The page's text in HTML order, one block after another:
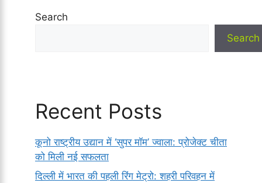
Search
Search
Recent Posts
कूनो राष्ट्रीय उद्यान में ‘सुपर मॉम’ ज्वाला: प्रोजेक्ट चीता
को मिली नई सफलता
दिल्ली में भारत की पहली रिंग मेट्रो: शहरी परिवहन में